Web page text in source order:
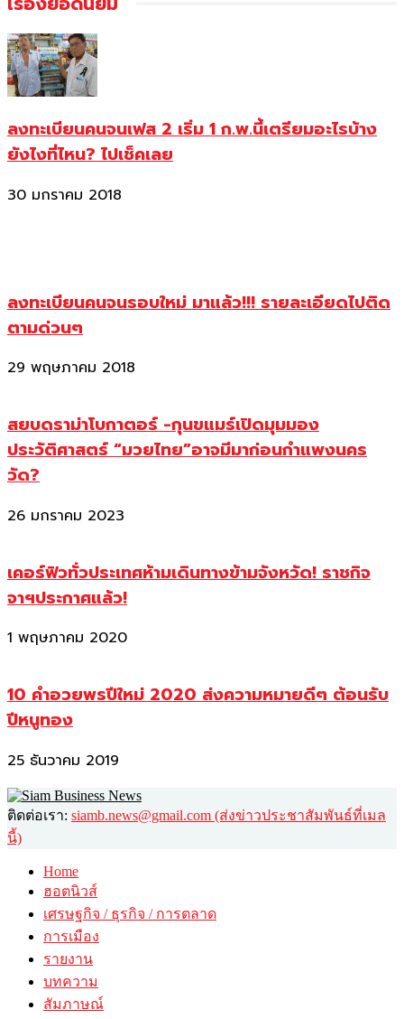
ลงทะเบียนคนจนเฟส 2 เริ่ม 1 ก.พ.นี้เตรียมอะไรบ้าง
ยังไงที่ไหน? ไปเช็คเลย
30 มกราคม 2018
ลงทะเบียนคนจนรอบใหม่ มาแล้ว!!! รายละเอียดไปติด
ตามด่วนๆ
29 พฤษภาคม 2018
สยบดราม่าโบกาตอร์ -กุนขแมร์เปิดมุมมอง
ประวัติศาสตร์ “มวยไทย”อาจมีมาก่อนกำแพงนคร
วัด?
26 มกราคม 2023
เคอร์ฟิวทั่วประเทศห้ามเดินทางข้ามจังหวัด! ราชกิจ
จาฯประกาศแล้ว!
1 พฤษภาคม 2020
10 คำอวยพรปีใหม่ 2020 ส่งความหมายดีๆ ต้อนรับ
ปีหนูทอง
25 ธันวาคม 2019
ติดต่อเรา: siamb.news@gmail.com (ส่งข่าวประชาสัมพันธ์ที่เมล
นี้)
Home
ฮอตนิวส์
เศรษฐกิจ / ธุรกิจ / การตลาด
การเมือง
รายงาน
บทความ
สัมภาษณ์